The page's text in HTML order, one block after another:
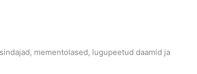
mementolased, lugupeetud daamid ja